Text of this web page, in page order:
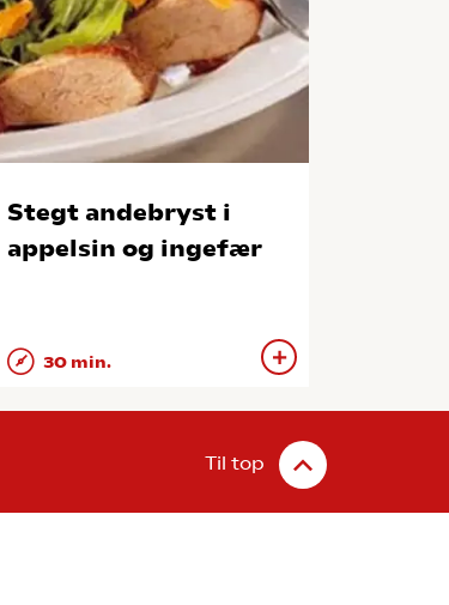
Stegt andebryst i
appelsin og ingefær
30 min.
Til top